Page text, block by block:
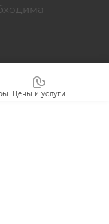
Цены и услуги